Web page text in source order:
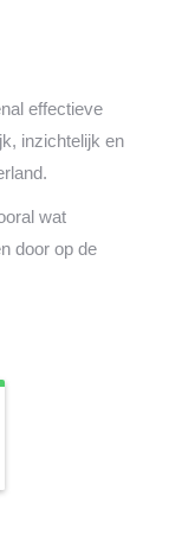
effectieve
inzichtelijk en
wat
door op de